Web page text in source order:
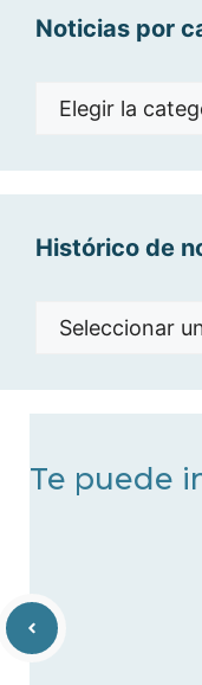
Noticias por
Noticias
Histórico de
Histórico
Te puede